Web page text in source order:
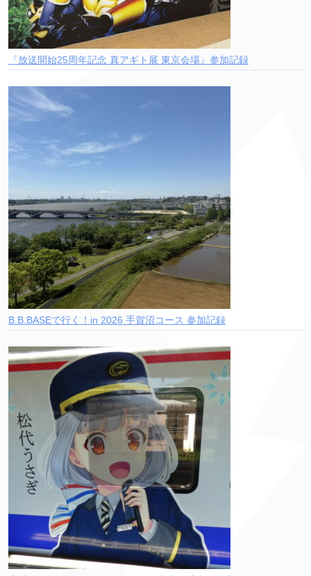
『放送開始25周年記念 真アギト展 東京会場』参加記録
B.B.BASEで行く！in 2026 手賀沼コース 参加記録